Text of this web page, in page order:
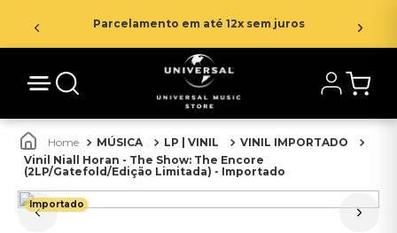
Parcelamento em até 12x sem juros
MÚSICA LP | VINIL
VINIL IMPORTADO
Vinil Niall Horan - The Show: The Encore
(2LP/Gatefold/Edição Limitada) - Importado
Importado